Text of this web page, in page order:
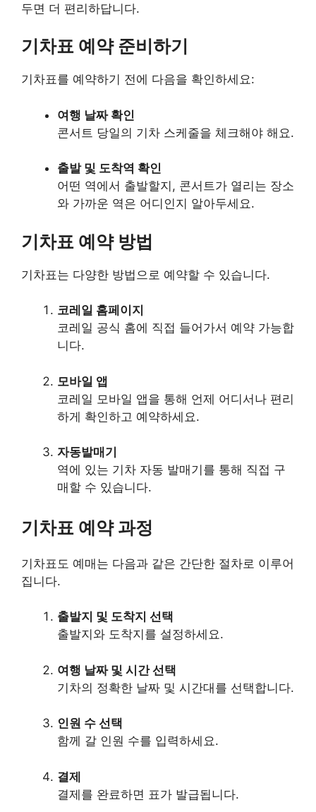
두면 더 편리하답니다.
기차표 예약 준비하기
기차표를 예약하기 전에 다음을 확인하세요:
여행 날짜 확인
콘서트 당일의 기차 스케줄을 체크해야 해요.
출발 및 도착역 확인
어떤 역에서 출발할지, 콘서트가 열리는 장소
와 가까운 역은 어디인지 알아두세요.
기차표 예약 방법
기차표는 다양한 방법으로 예약할 수 있습니다.
코레일 홈페이지
코레일 공식 홈에 직접 들어가서 예약 가능합
니다.
모바일 앱
코레일 모바일 앱을 통해 언제 어디서나 편리
하게 확인하고 예약하세요.
자동발매기
역에 있는 기차 자동 발매기를 통해 직접 구
매할 수 있습니다.
기차표 예약 과정
기차표도 예매는 다음과 같은 간단한 절차로 이루어
집니다.
출발지 및 도착지 선택
출발지와 도착지를 설정하세요.
여행 날짜 및 시간 선택
기차의 정확한 날짜 및 시간대를 선택합니다.
인원 수 선택
함께 갈 인원 수를 입력하세요.
결제
결제를 완료하면 표가 발급됩니다.